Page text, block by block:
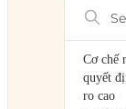
Search
Cơ chế
quyết
ro cao